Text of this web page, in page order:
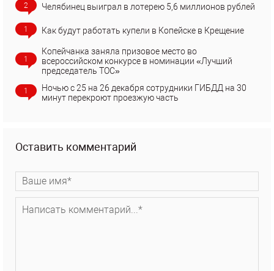
2 Челябинец выиграл в лотерею 5,6 миллионов рублей
1 Как будут работать купели в Копейске в Крещение
1
Копейчанка заняла призовое место во
всероссийском конкурсе в номинации «Лучший
председатель ТОС»
1
Ночью с 25 на 26 декабря сотрудники ГИБДД на 30
минут перекроют проезжую часть
Оставить комментарий